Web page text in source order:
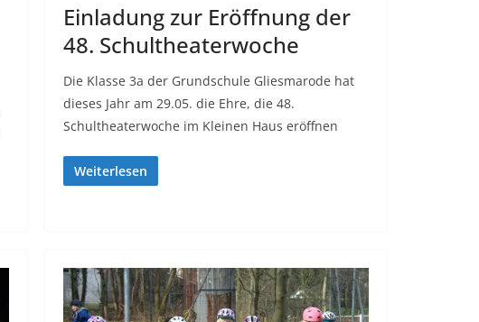
Einladung zur Eröffnung der
48. Schultheaterwoche
Die Klasse 3a der Grundschule Gliesmarode hat
dieses Jahr am 29.05. die Ehre, die 48.
Schultheaterwoche im Kleinen Haus eröffnen
Weiterlesen